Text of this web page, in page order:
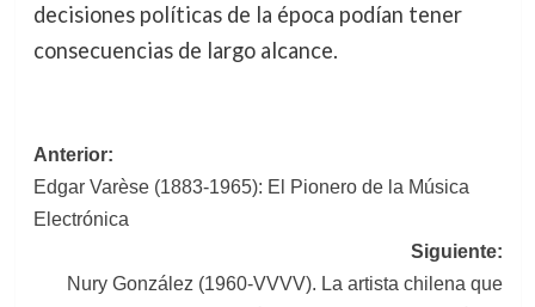
decisiones políticas de la época podían tener
consecuencias de largo alcance.
Navegación
de
Anterior:
Edgar Varèse (1883-1965): El Pionero de la Música
Electrónica
Siguiente:
Nury González (1960-VVVV). La artista chilena que